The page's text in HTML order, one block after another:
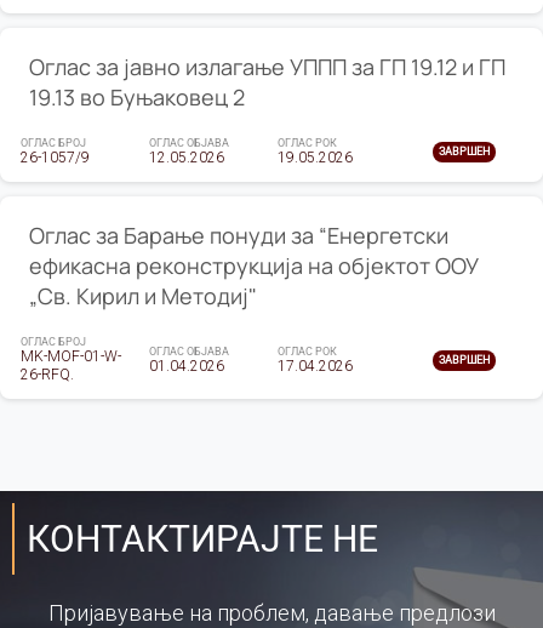
Оглас за јавно излагање УППП за ГП 19.12 и ГП
19.13 во Буњаковец 2
ОГЛАС БРОЈ
26-1057/9
ОГЛАС ОБЈАВА
12.05.2026
ОГЛАС РОК
19.05.2026 ЗАВРШЕН
Оглас за Барање понуди за “Енергетски
ефикасна реконструкција на објектот ООУ
„Св. Кирил и Методиј"
ОГЛАС БРОЈ
MK-MOF-01-W-
26-RFQ.
ОГЛАС ОБЈАВА
01.04.2026
ОГЛАС РОК
17.04.2026 ЗАВРШЕН
КОНТАКТИРАЈТЕ НЕ
Пријавување на проблем, давање предлози